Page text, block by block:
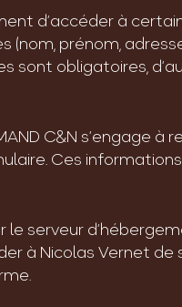
d’accéder à
(nom, prénom,
sont obligatoires,
C&N
Ces
serveur
à Nicolas Vernet